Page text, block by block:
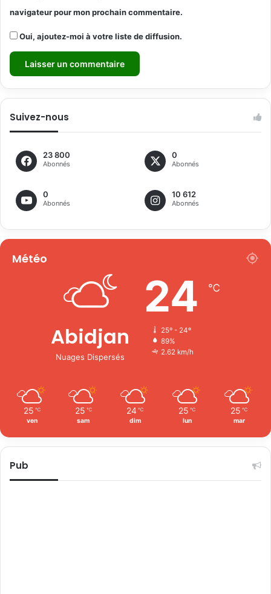
navigateur pour mon prochain commentaire.
Oui, ajoutez-moi à votre liste de diffusion.
Suivez-nous
23 800
Abonnés
0
Abonnés
0
Abonnés
10 612
Abonnés
Météo
Abidjan
Nuages Dispersés
24 ℃
25º - 24º
89%
2.62 km/h
25 ℃
ven
25 ℃
sam
24 ℃
dim
25 ℃
lun
25 ℃
mar
Pub